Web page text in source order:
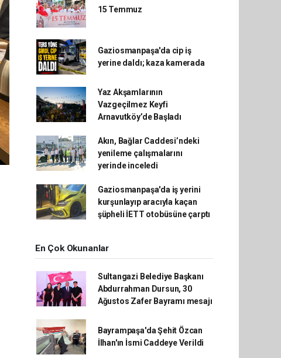
15 Temmuz
Gaziosmanpaşa'da cip iş
yerine daldı; kaza kamerada
Yaz Akşamlarının
Vazgeçilmez Keyfi
Arnavutköy’de Başladı
Akın, Bağlar Caddesi’ndeki
yenileme çalışmalarını
yerinde inceledi
Gaziosmanpaşa'da iş yerini
kurşunlayıp aracıyla kaçan
şüpheli İETT otobüsüne çarptı
En Çok Okunanlar
Sultangazi Belediye Başkanı
Abdurrahman Dursun, 30
Ağustos Zafer Bayramı mesajı
Bayrampaşa'da Şehit Özcan
İlhan'ın İsmi Caddeye Verildi